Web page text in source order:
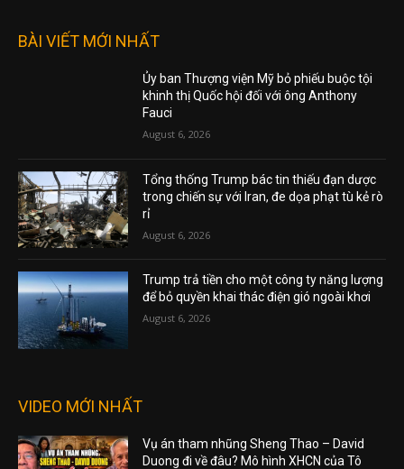
BÀI VIẾT MỚI NHẤT
Ủy ban Thượng viện Mỹ bỏ phiếu buộc tội
khinh thị Quốc hội đối với ông Anthony
Fauci
August 6, 2026
Tổng thống Trump bác tin thiếu đạn dược
trong chiến sự với Iran, đe dọa phạt tù kẻ rò
rỉ
August 6, 2026
Trump trả tiền cho một công ty năng lượng
để bỏ quyền khai thác điện gió ngoài khơi
August 6, 2026
VIDEO MỚI NHẤT
Vụ án tham nhũng Sheng Thao – David
Duong đi về đâu? Mô hình XHCN của Tô